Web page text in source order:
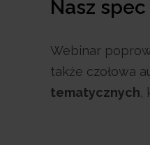
Nasz
Webinar
także czołowa
tematycznych,